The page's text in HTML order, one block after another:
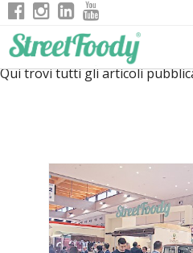
Qui trovi tutti gli articoli